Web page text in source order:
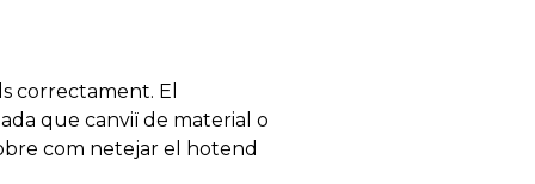
correctament. El
que canviï de material o
com netejar el hotend